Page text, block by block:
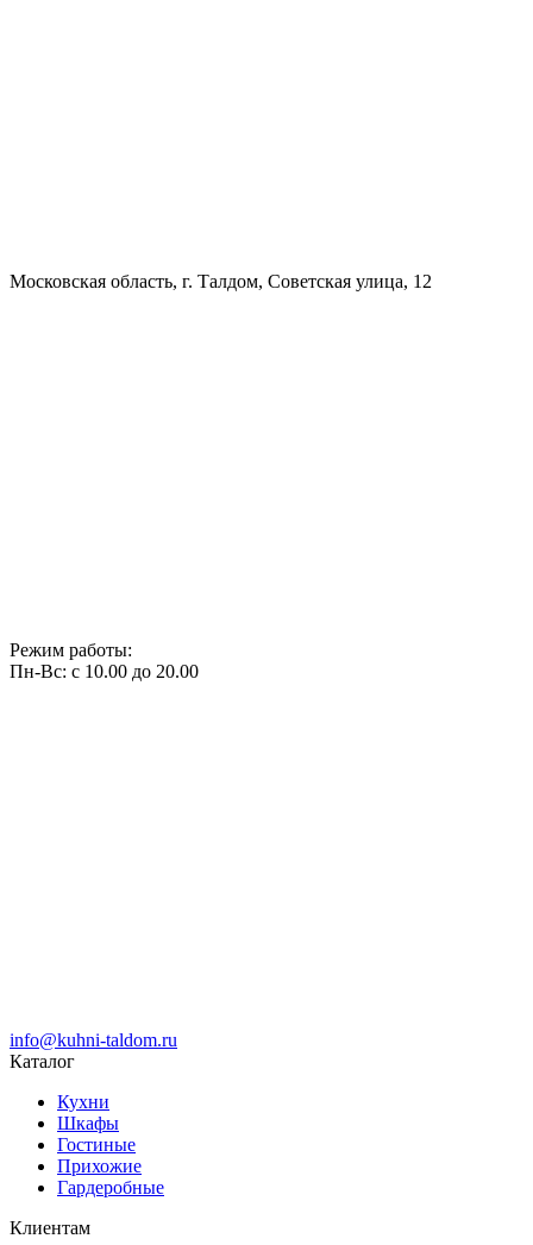
Московская область, г. Талдом, Советская улица, 12
Режим работы:
Пн-Вс: с 10.00 до 20.00
info@kuhni-taldom.ru
Каталог
Кухни
Шкафы
Гостиные
Прихожие
Гардеробные
Клиентам